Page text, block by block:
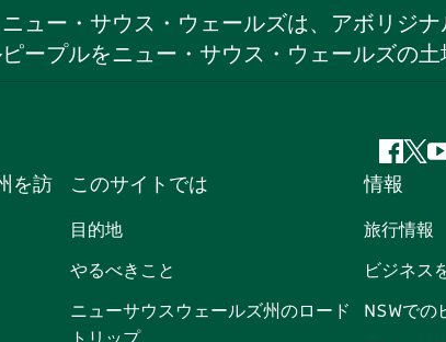
ュー・サウス・ウェールズは、アボリジ
ープルをニュー・サウス・ウェールズの
フ
ェ
イ
ス
ブ
ッ
ツ
ッ
ー
を訪
このサイトでは
目的地
やるべきこと
ニューサウスウェールズ州のロード
情報
旅行情報
ビジネス
NSWでの